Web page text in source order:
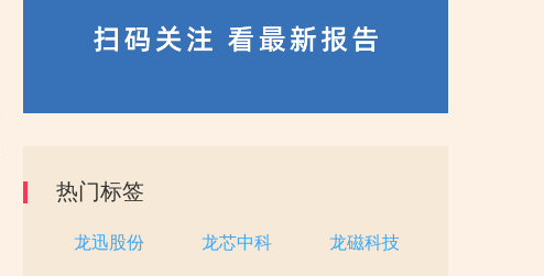
热门标签
龙迅股份 龙芯中科 龙磁科技